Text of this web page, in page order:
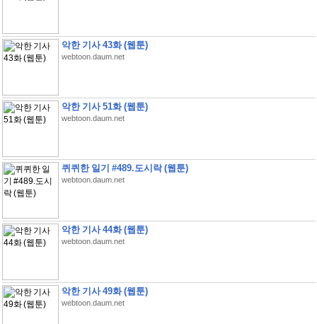
악한 기사 43화 (웹툰)
webtoon.daum.net
악한 기사 51화 (웹툰)
webtoon.daum.net
퀴퀴한 일기 #489.도시락 (웹툰)
webtoon.daum.net
악한 기사 44화 (웹툰)
webtoon.daum.net
악한 기사 49화 (웹툰)
webtoon.daum.net